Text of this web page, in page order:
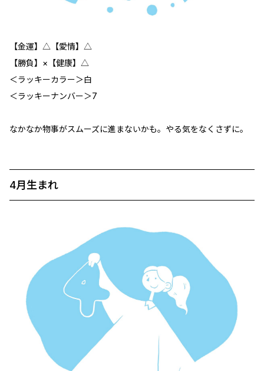
【金運】△【愛情】△
【勝負】×【健康】△
＜ラッキーカラー＞白
＜ラッキーナンバー＞7
なかなか物事がスムーズに進まないかも。やる気をなくさずに。
4月生まれ